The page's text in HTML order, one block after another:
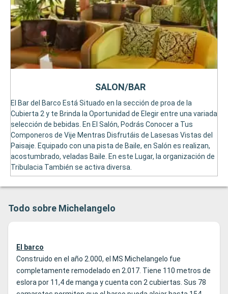
El Bar del Barco Está Situado en la sección de proa de la
Cubierta 2 y te Brinda la Oportunidad de Elegir entre una variada
selección de bebidas. En El Salón, Podrás Conocer a Tus
Componeros de Vije Mentras Disfrutáis de Lasesas Vistas del
Paisaje. Equipado con una pista de Baile, en Salón es realizan,
acostumbrado, veladas Baile. En este Lugar, la organización de
Tribulacia También se activa diversa.
SALON/BAR
Todo sobre Michelangelo
El barco
Construido en el año 2.000, el MS Michelangelo fue
completamente remodelado en 2.017. Tiene 110 metros de
eslora por 11,4 de manga y cuenta con 2 cubiertas. Sus 78